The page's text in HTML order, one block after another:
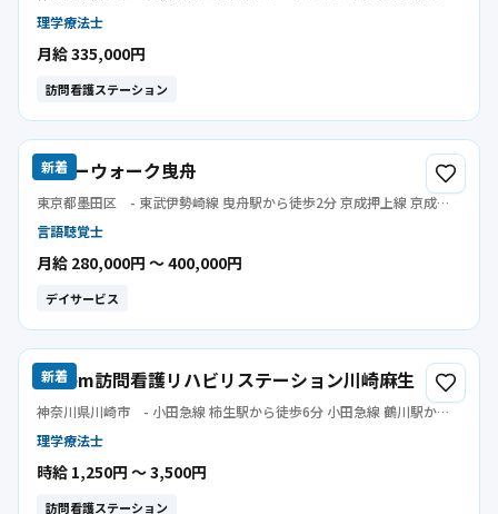
理学療法士
月給 335,000円
訪問看護ステーション
新着
エバーウォーク曳舟
東京都墨田区 - 東武伊勢崎線 曳舟駅から徒歩2分 京成押上線 京成曳
言語聴覚士
月給 280,000円 〜 400,000円
デイサービス
新着
Luxem訪問看護リハビリステーション川崎麻生
神奈川県川崎市 - 小田急線 柿生駅から徒歩6分 小田急線 鶴川駅から
理学療法士
時給 1,250円 〜 3,500円
訪問看護ステーション